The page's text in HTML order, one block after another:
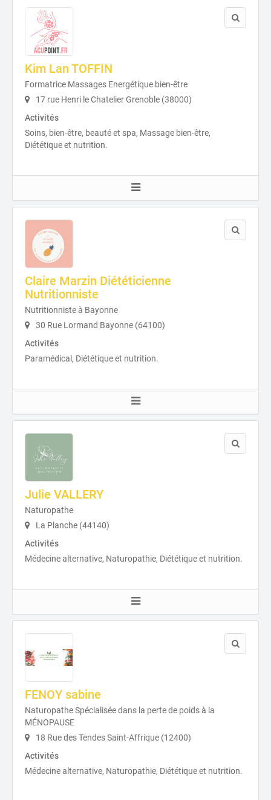
Kim Lan TOFFIN
Formatrice Massages Energétique bien-être
17 rue Henri le Chatelier Grenoble (38000)
Activités
Soins, bien-être, beauté et spa, Massage bien-être,
Diététique et nutrition.
Claire Marzin Diététicienne
Nutritionniste
Nutritionniste à Bayonne
30 Rue Lormand Bayonne (64100)
Activités
Paramédical, Diététique et nutrition.
Julie VALLERY
Naturopathe
La Planche (44140)
Activités
Médecine alternative, Naturopathie, Diététique et nutrition.
FENOY sabine
Naturopathe Spécialisée dans la perte de poids à la
MÉNOPAUSE
18 Rue des Tendes Saint-Affrique (12400)
Activités
Médecine alternative, Naturopathie, Diététique et nutrition.